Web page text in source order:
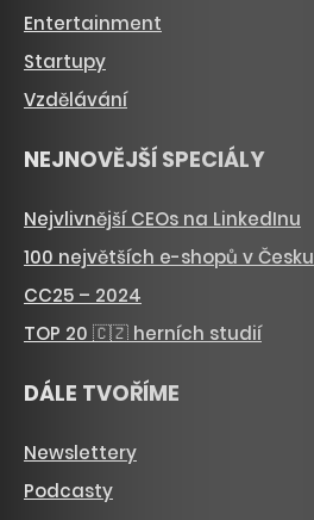
Entertainment
Startupy
Vzdělávání
NEJNOVĚJŠÍ SPECIÁLY
Nejvlivnější CEOs na LinkedInu
100 největších e-shopů v Česku
CC25 – 2024
TOP 20 🇨🇿 herních studií
DÁLE TVOŘÍME
Newslettery
Podcasty